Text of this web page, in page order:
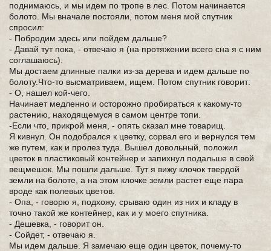
поднимаюсь, и мы идем по тропе в лес. Потом начинается
болото. Мы вначале постояли, потом меня мой спутник
спросил:
- Побродим здесь или пойдем дальше?
- Давай тут пока, - отвечаю я (на протяжении всего сна я с ним
соглашаюсь).
Мы достаем длинные палки из-за дерева и идем дальше по
болоту.Что-то высматриваем, ищем. Потом спутник говорит:
- О, нашел кой-чего.
Начинает медленно и осторожно пробираться к какому-то
растению, находящемуся в самом центре топи.
-Если что, прикрой меня, - опять сказал мне товарищ.
Я кивнул. Он подобрался к цветку, сорвал его и вернулся тем
же путем, как и пролез туда. Вышел довольный, положил
цветок в пластиковый контейнер и запихнул подальше в свой
вещмешок. Мы пошли дальше. Тут я вижу клочок твердой
земли на болоте, а на этом клочке земли растет еще пара
вроде как полевых цветов.
- Опа, - говорю я, подхожу, срываю один из них и кладу в
точно такой же контейнер, как и у моего спутника.
- Дешевка, - говорит он.
- Сойдет, - отвечаю я.
Мы идем дальше. Я замечаю еще один цветок, почему-то